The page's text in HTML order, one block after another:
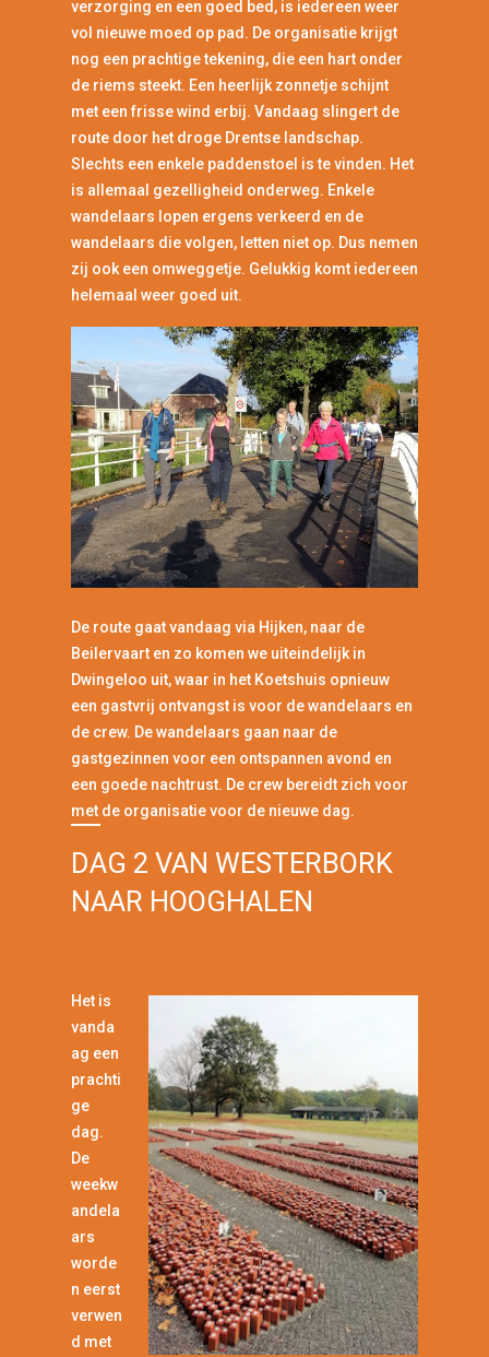
verzorging en een goed bed, is iedereen weer
vol nieuwe moed op pad. De organisatie krijgt
nog een prachtige tekening, die een hart onder
de riems steekt. Een heerlijk zonnetje schijnt
met een frisse wind erbij. Vandaag slingert de
route door het droge Drentse landschap.
Slechts een enkele paddenstoel is te vinden. Het
is allemaal gezelligheid onderweg. Enkele
wandelaars lopen ergens verkeerd en de
wandelaars die volgen, letten niet op. Dus nemen
zij ook een omweggetje. Gelukkig komt iedereen
helemaal weer goed uit.
De route gaat vandaag via Hijken, naar de
Beilervaart en zo komen we uiteindelijk in
Dwingeloo uit, waar in het Koetshuis opnieuw
een gastvrij ontvangst is voor de wandelaars en
de crew. De wandelaars gaan naar de
gastgezinnen voor een ontspannen avond en
een goede nachtrust. De crew bereidt zich voor
met de organisatie voor de nieuwe dag.
DAG 2 VAN WESTERBORK
NAAR HOOGHALEN
Het is
vanda
ag een
prachti
ge
dag.
De
weekw
andela
ars
worde
n eerst
verwen
d met